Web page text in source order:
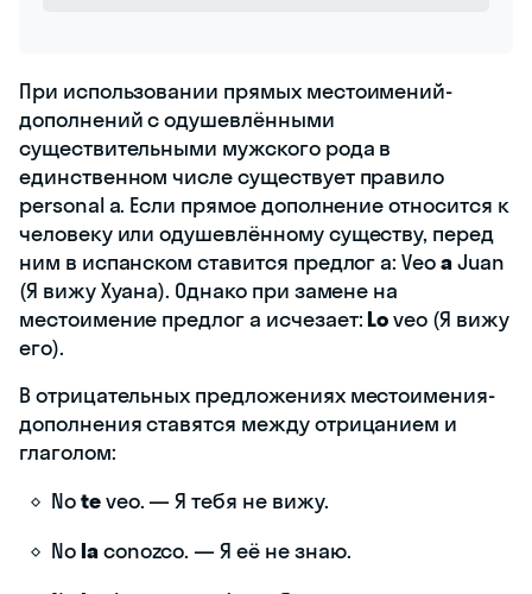
При использовании прямых местоимений-
дополнений с одушевлёнными
существительными мужского рода в
единственном числе существует правило
personal a. Если прямое дополнение относится к
человеку или одушевлённому существу, перед
ним в испанском ставится предлог a: VeoaJuan
(Я вижу Хуана). Однако при замене на
местоимение предлог a исчезает:Loveo (Я вижу
его).
В отрицательных предложениях местоимения-
дополнения ставятся между отрицанием и
глаголом:
Noteveo. — Я тебя не вижу.
Nolaconozco. — Я её не знаю.